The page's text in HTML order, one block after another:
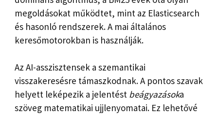
megoldásokat működtet, mint az Elasticsearch
és hasonló rendszerek. A mai általános
keresőmotorokban is használják.
Az AI-asszisztensek a szemantikai
visszakeresésre támaszkodnak. A pontos szavak
helyett leképezik a jelentést beágyazásoka
szöveg matematikai ujjlenyomatai. Ez lehetővé